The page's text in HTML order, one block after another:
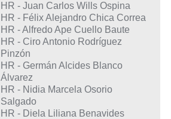
HR - Juan Carlos Wills Ospina
HR - Félix Alejandro Chica Correa
HR - Alfredo Ape Cuello Baute
HR - Ciro Antonio Rodríguez
Pinzón
HR - Germán Alcides Blanco
Álvarez
HR - Nidia Marcela Osorio
Salgado
HR - Diela Liliana Benavides